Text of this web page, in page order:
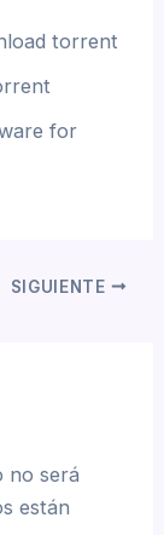
torrent
for
SIGUIENTE
no será
están